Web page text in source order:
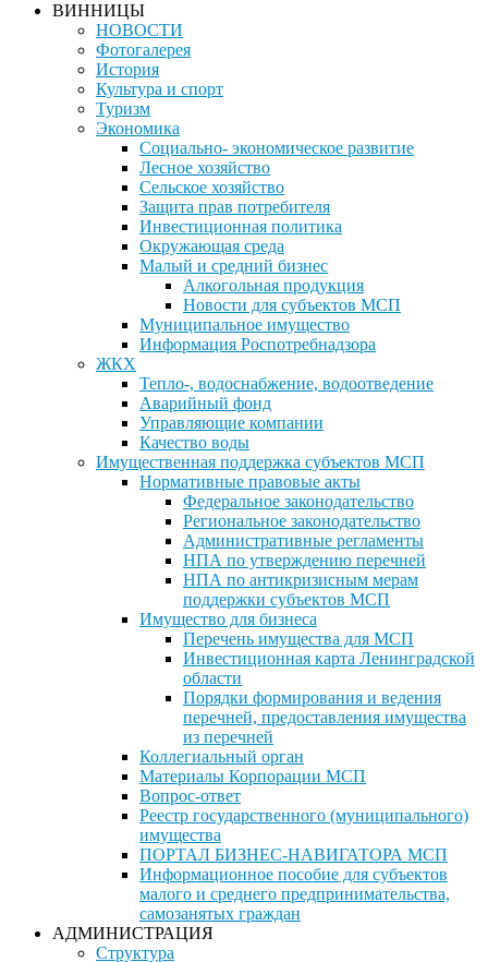
ВИННИЦЫ
НОВОСТИ
Фотогалерея
История
Культура и спорт
Туризм
Экономика
Социально- экономическое развитие
Лесное хозяйство
Сельское хозяйство
Защита прав потребителя
Инвестиционная политика
Окружающая среда
Малый и средний бизнес
Алкогольная продукция
Новости для субъектов МСП
Муниципальное имущество
Информация Роспотребнадзора
ЖКХ
Тепло-, водоснабжение, водоотведение
Аварийный фонд
Управляющие компании
Качество воды
Имущественная поддержка субъектов МСП
Нормативные правовые акты
Федеральное законодательство
Региональное законодательство
Административные регламенты
НПА по утверждению перечней
НПА по антикризисным мерам
поддержки субъектов МСП
Имущество для бизнеса
Перечень имущества для МСП
Инвестиционная карта Ленинградской
области
Порядки формирования и ведения
перечней, предоставления имущества
из перечней
Коллегиальный орган
Материалы Корпорации МСП
Вопрос-ответ
Реестр государственного (муниципального)
имущества
ПОРТАЛ БИЗНЕС-НАВИГАТОРА МСП
Информационное пособие для субъектов
малого и среднего предпринимательства,
самозанятых граждан
АДМИНИСТРАЦИЯ
Структура